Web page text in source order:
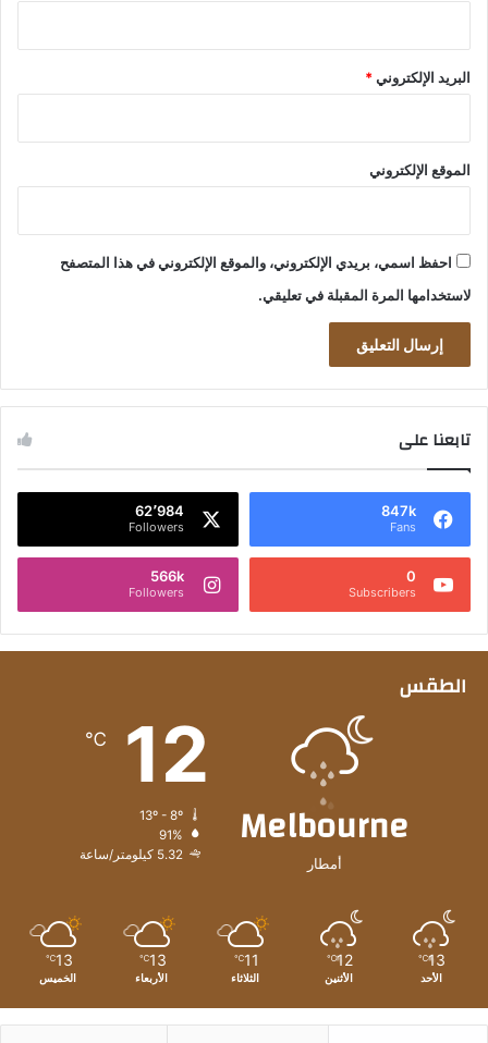
البريد الإلكتروني*
الموقع الإلكتروني
احفظ اسمي، بريدي الإلكتروني، والموقع الإلكتروني في هذا المتصفح
لاستخدامها المرة المقبلة في تعليقي.
تابعنا على
847k
Fans
62٬984
Followers
0
Subscribers
566k
Followers
الطقس
Melbourne
أمطار
12
℃
91%
5.32 كيلومتر/ساعة
13
℃
الأحد
12
℃
الأثنين
11
℃
الثلاثاء
13
℃
الأربعاء
13
℃
الخميس